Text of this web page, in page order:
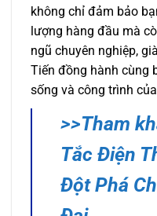
không chỉ đảm bảo
lượng hàng đầu mà
ngũ chuyên nghiệp,
Tiến đồng hành cùng
sống và công trình
>>Tham
Tắc Điện
Đột Phá